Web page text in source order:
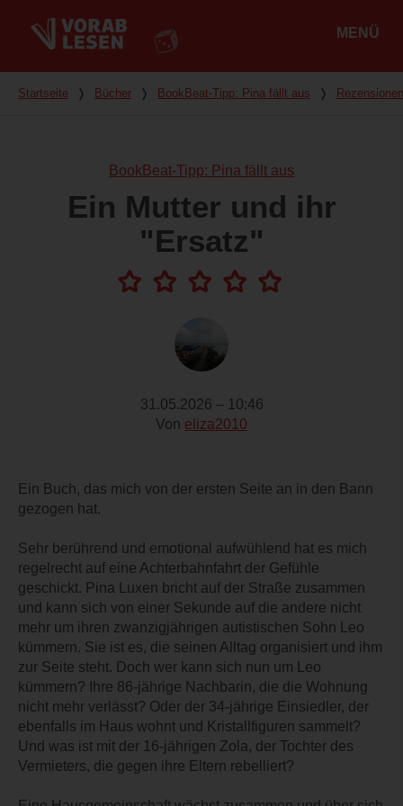
MENÜ
Du bist hier
Startseite ❭ Bücher ❭ BookBeat-Tipp: Pina fällt aus ❭ Rezensionen
BookBeat-Tipp: Pina fällt aus
Ein Mutter und ihr
"Ersatz"
31.05.2026 – 10:46
Von eliza2010
Ein Buch, das mich von der ersten Seite an in den Bann
gezogen hat.
Sehr berührend und emotional aufwühlend hat es mich
regelrecht auf eine Achterbahnfahrt der Gefühle
geschickt. Pina Luxen bricht auf der Straße zusammen
und kann sich von einer Sekunde auf die andere nicht
mehr um ihren zwanzigjährigen autistischen Sohn Leo
kümmern. Sie ist es, die seinen Alltag organisiert und ihm
zur Seite steht. Doch wer kann sich nun um Leo
kümmern? Ihre 86-jährige Nachbarin, die die Wohnung
nicht mehr verlässt? Oder der 34-jährige Einsiedler, der
ebenfalls im Haus wohnt und Kristallfiguren sammelt?
Und was ist mit der 16-jährigen Zola, der Tochter des
Vermieters, die gegen ihre Eltern rebelliert?